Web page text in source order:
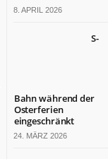
8. APRIL 2026
S-
Bahn während der
Osterferien
eingeschränkt
24. MÄRZ 2026